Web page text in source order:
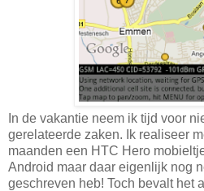
In de vakantie neem ik tijd voor
gerelateerde zaken. Ik realiseer
maanden een HTC Hero
Android maar daar eigenlijk nog
geschreven heb! Toch bevalt het